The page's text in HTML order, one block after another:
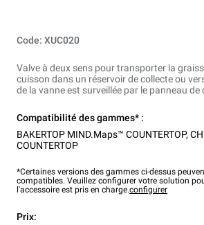
Code: XUC020
Valve à deux sens pour transporter la
cuisson dans un réservoir de collecte ou
de la vanne est surveillée par le panneau de
Compatibilité des gammes* :
BAKERTOP MIND.Maps™ COUNTERTOP,
COUNTERTOP
*Certaines versions des gammes ci-dessus
compatibles. Veuillez configurer votre solution
l'accessoire est pris en charge.configurer
Prix: